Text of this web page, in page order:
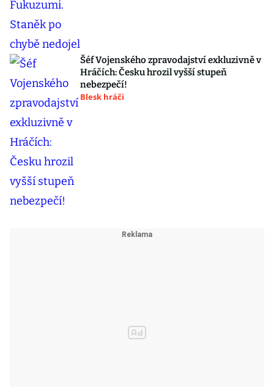
Šéf Vojenského zpravodajství exkluzivně v
Hráčích: Česku hrozil vyšší stupeň
nebezpečí!
Blesk hráči